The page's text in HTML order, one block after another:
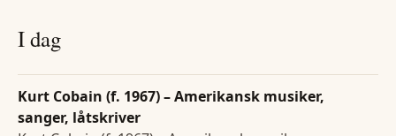
I dag
Kurt Cobain (f. 1967) – Amerikansk musiker,
sanger, låtskriver